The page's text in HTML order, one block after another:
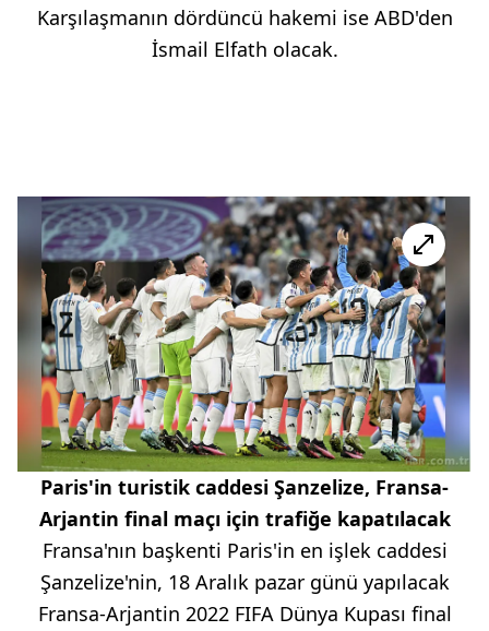
Karşılaşmanın dördüncü hakemi ise ABD'den
İsmail Elfath olacak.
Paris'in turistik caddesi Şanzelize, Fransa-
Arjantin final maçı için trafiğe kapatılacak
Fransa'nın başkenti Paris'in en işlek caddesi
Şanzelize'nin, 18 Aralık pazar günü yapılacak
Fransa-Arjantin 2022 FIFA Dünya Kupası final